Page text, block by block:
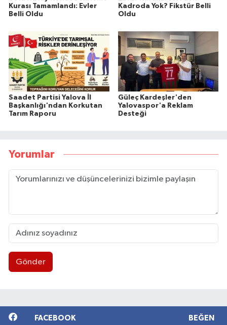
Kurası Tamamlandı: Evler
Belli Oldu
Kadroda Yok? Fikstür Belli
Oldu
Saadet Partisi Yalova İl
Başkanlığı'ndan Korkutan
Tarım Raporu
Güleç Kardeşler'den
Yalovaspor'a Reklam
Desteği
Yorumlar
Gönder
FACEBOOK BEĞEN